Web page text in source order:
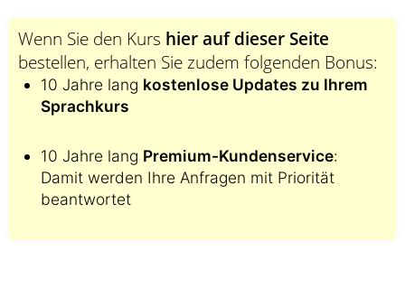
Wenn Sie den Kurs hier auf dieser Seite
bestellen, erhalten Sie zudem folgenden Bonus:
10 Jahre lang kostenlose Updates zu Ihrem
Sprachkurs
10 Jahre lang Premium-Kundenservice:
Damit werden Ihre Anfragen mit Priorität
beantwortet